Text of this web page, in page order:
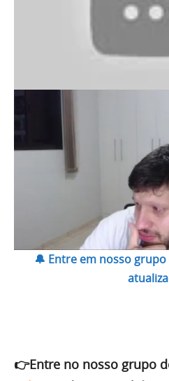
🔔 Entre em nosso
👉Entre no nosso grupo